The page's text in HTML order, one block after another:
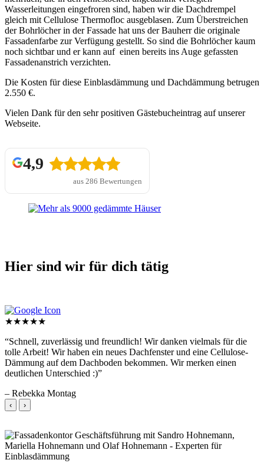
Wasserleitungen eingefroren sind, haben wir die Dachdrempel
gleich mit Cellulose Thermofloc ausgeblasen. Zum Überstreichen
der Bohrlöcher in der Fassade hat uns der Bauherr die originale
Fassadenfarbe zur Verfügung gestellt. So sind die Bohrlöcher kaum
noch sichtbar und er kann auf einen bereits ins Auge gefassten
Fassadenanstrich verzichten.
Die Kosten für diese Einblasdämmung und Dachdämmung betrugen
2.550 €.
Vielen Dank für den sehr positiven Gästebucheintrag auf unserer
Webseite.
4,9
aus 286 Bewertungen
Hier sind wir für dich tätig
★★★★★
“Schnell, zuverlässig und freundlich! Wir danken vielmals für die
tolle Arbeit! Wir haben ein neues Dachfenster und eine Cellulose-
Dämmung auf dem Dachboden bekommen. Wir merken einen
deutlichen Unterschied :)”
– Rebekka Montag
‹ ›